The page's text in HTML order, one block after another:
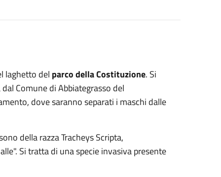
laghetto del parco della Costituzione. Si
Comune di Abbiategrasso del
dove saranno separati i maschi dalle
della razza Tracheys Scripta,
Si tratta di una specie invasiva presente